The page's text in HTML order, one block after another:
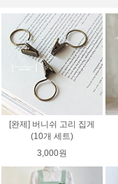
[완제] 버니쉬 고리 집게
(10개 세트)
3,000원